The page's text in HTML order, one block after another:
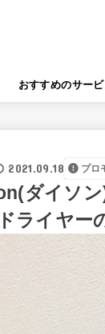
おすすめのサー
2021.09.18 プロ
ダイソ
ライヤー